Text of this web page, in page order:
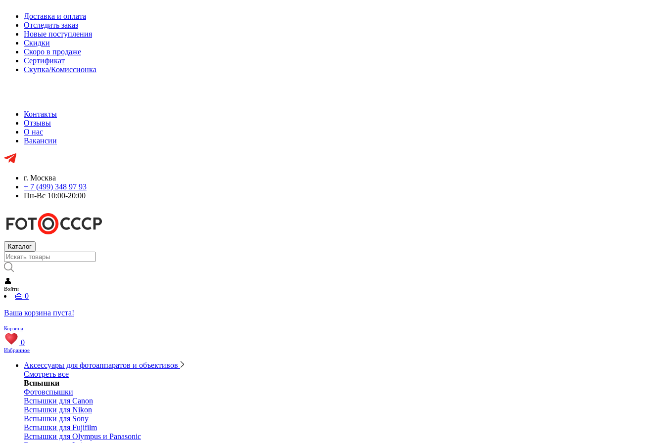
Доставка и оплата
Отследить заказ
Новые поступления
Скидки
Скоро в продаже
Сертификат
Скупка/Комиссионка
Контакты
Отзывы
О нас
Вакансии
г. Москва
+ 7 (499) 348 97 93
Пн-Вс 10:00-20:00
Каталог
👤
Войти
👜 0
Ваша корзина пуста!
Корзина
0
Избранное
Аксессуары для фотоаппаратов и объективов
Смотреть все
Вспышки
Фотовспышки
Вспышки для Canon
Вспышки для Nikon
Вспышки для Sony
Вспышки для Fujifilm
Вспышки для Olympus и Panasonic